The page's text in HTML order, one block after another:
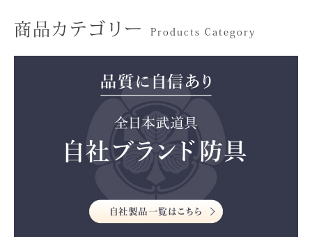
商品カテゴリー Products Category